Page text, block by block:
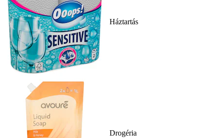
Háztartás
Drogéria